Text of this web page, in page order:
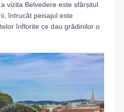
vizita Belvedere este sfârșitul
întrucât peisajul este
înflorite ce dau grădinilor o